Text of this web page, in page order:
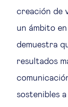
creación de
un ámbito
demuestra
resultados
sostenibles